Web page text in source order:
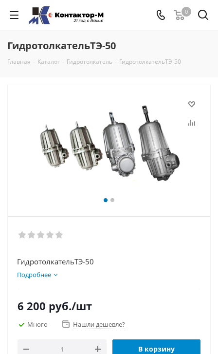
0
ГидротолкательТЭ-50
Главная - Каталог - Гидротолкатель - ГидротолкательТЭ-50
ГидротолкательТЭ-50
Подробнее
6 200 руб./шт
Много Нашли дешевле?
В корзину